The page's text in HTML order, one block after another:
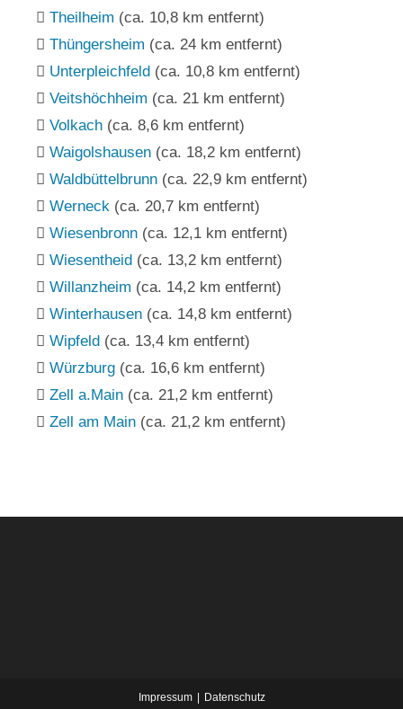
Theilheim (ca. 10,8 km entfernt)
Thüngersheim (ca. 24 km entfernt)
Unterpleichfeld (ca. 10,8 km entfernt)
Veitshöchheim (ca. 21 km entfernt)
Volkach (ca. 8,6 km entfernt)
Waigolshausen (ca. 18,2 km entfernt)
Waldbüttelbrunn (ca. 22,9 km entfernt)
Werneck (ca. 20,7 km entfernt)
Wiesenbronn (ca. 12,1 km entfernt)
Wiesentheid (ca. 13,2 km entfernt)
Willanzheim (ca. 14,2 km entfernt)
Winterhausen (ca. 14,8 km entfernt)
Wipfeld (ca. 13,4 km entfernt)
Würzburg (ca. 16,6 km entfernt)
Zell a.Main (ca. 21,2 km entfernt)
Zell am Main (ca. 21,2 km entfernt)
Impressum Datenschutz